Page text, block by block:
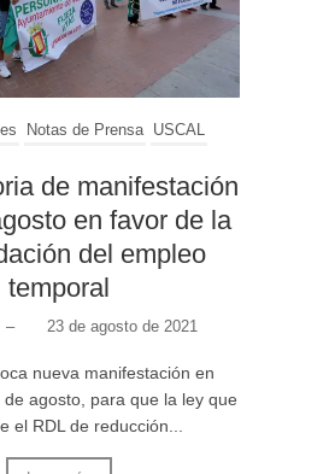
Notas de Prensa USCAL
de manifestación
en favor de la
del empleo
temporal
– 23 de agosto de 2021
nueva manifestación en
de agosto, para que la ley que
el RDL de reducción...